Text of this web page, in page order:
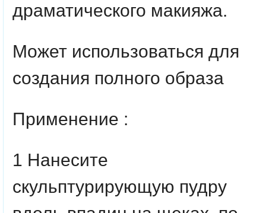
драматического макияжа.
Может использоваться для
создания полного образа
Применение :
1 Нанесите
скульптурирующую пудру